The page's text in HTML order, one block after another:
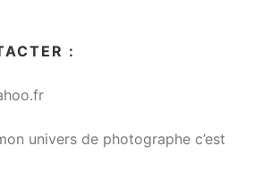
:
univers de photographe c’est